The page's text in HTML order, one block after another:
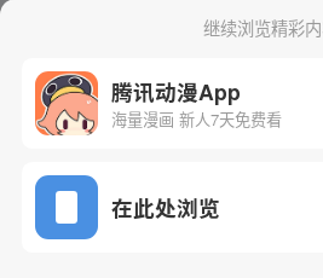
继续浏览精彩
腾讯动漫App
海量漫画 新人7天免费看
在此处浏览
网站备案/许可证号：粤B2-
Copyright©1998 - 2026 Tencent.